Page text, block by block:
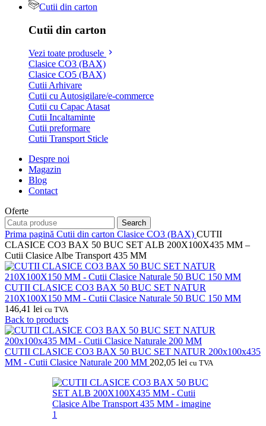
Cutii din carton
Cutii din carton
Vezi toate produsele
Clasice CO3 (BAX)
Clasice CO5 (BAX)
Cutii Arhivare
Cutii cu Autosigilare/e-commerce
Cutii cu Capac Atasat
Cutii Incaltaminte
Cutii preformare
Cutii Transport Sticle
Despre noi
Magazin
Blog
Contact
Oferte
Search
Prima pagină Cutii din carton Clasice CO3 (BAX) CUTII
CLASICE CO3 BAX 50 BUC SET ALB 200X100X435 MM –
Cutii Clasice Albe Transport 435 MM
CUTII CLASICE CO3 BAX 50 BUC SET NATUR
210X100X150 MM - Cutii Clasice Naturale 50 BUC 150 MM
146,41 lei cu TVA
Back to products
CUTII CLASICE CO3 BAX 50 BUC SET NATUR 200x100x435
MM - Cutii Clasice Naturale 200 MM 202,05 lei cu TVA